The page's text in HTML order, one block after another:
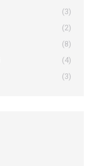
(3)
(2)
(8)
(4)
(3)